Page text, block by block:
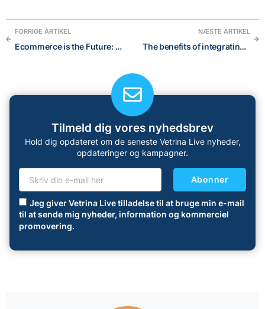
FORRIGE ARTIKEL
Ecommerce is the Future: discover why you should join this business in 2022
NÆSTE ARTIKEL
The benefits of integrating social media with your online store to have success in 2023
Tilmeld dig vores nyhedsbrev
Hold dig opdateret om de seneste Vetrina Live nyheder,
opdateringer og kampagner.
Jeg giver Vetrina Live tilladelse til at bruge min e-mail
til at sende mig nyheder, information og kommerciel
promovering.
Abonner